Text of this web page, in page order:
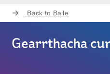
Back to Baile
Gearrthacha